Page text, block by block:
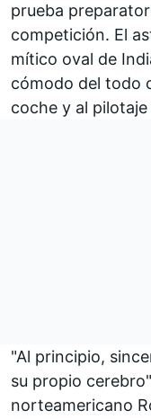
prueba
competición. El
mítico oval de
cómodo del todo
coche y al
"Al principio,
su propio
norteamericano